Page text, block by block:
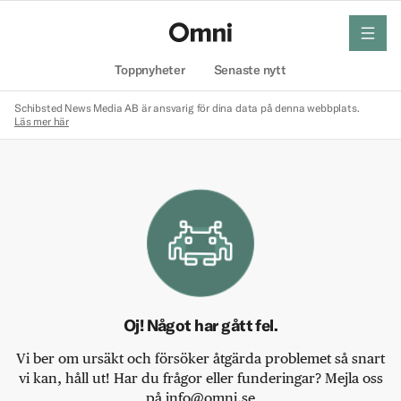
Toppnyheter Senaste nytt
meny
Schibsted News Media AB är ansvarig för dina data på denna webbplats.
Läs mer här
Oj! Något har gått fel.
Vi ber om ursäkt och försöker åtgärda problemet så snart
vi kan, håll ut! Har du frågor eller funderingar? Mejla oss